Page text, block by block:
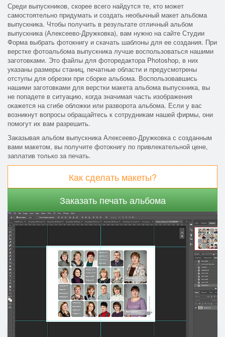
Среди выпускников, скорее всего найдутся те, кто может
самостоятельно придумать и создать необычный макет альбома
выпускника. Чтобы получить в результате отличный альбом
выпускника (Алексеево-Дружковка), вам нужно на сайте Студии
Форма выбрать фотокнигу и скачать шаблоны для ее создания. При
верстке фотоальбома выпускника лучше воспользоваться нашими
заготовками. Это файлы для фоторедактора Photoshop, в них
указаны размеры станиц, печатные области и предусмотрены
отступы для обрезки при сборке альбома. Воспользовавшись
нашими заготовками для верстки макета альбома выпускника, вы
не попадете в ситуацию, когда значимая часть изображения
окажется на сгибе обложки или разворота альбома. Если у вас
возникнут вопросы обращайтесь к сотрудникам нашей фирмы, они
помогут их вам разрешить.
Заказывая альбом выпускника Алексеево-Дружковка с созданным
вами макетом, вы получите фотокнигу по привлекательной цене,
заплатив только за печать.
Как сделать макеты?
Заказать печать альбома